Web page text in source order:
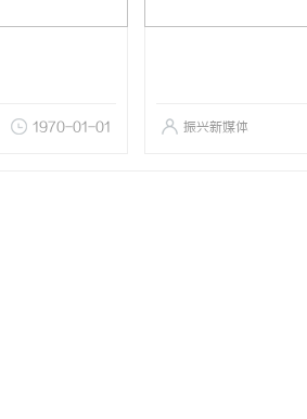
1970-01-01 振兴新媒体